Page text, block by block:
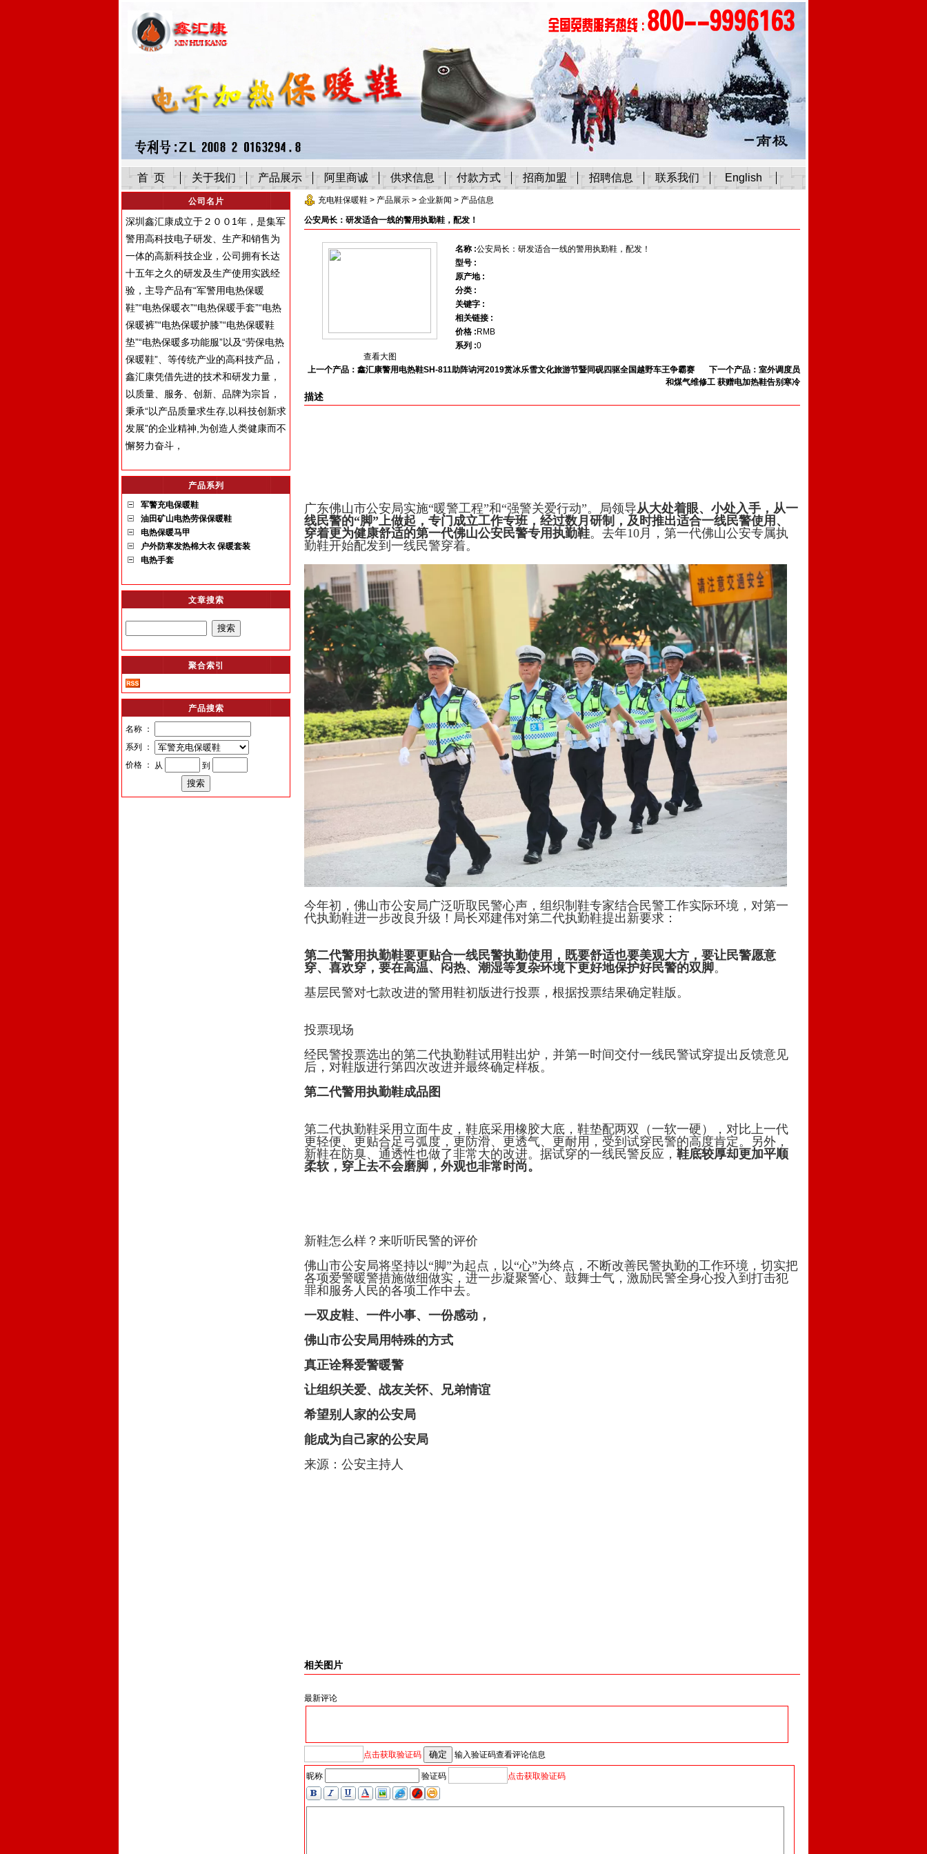
首 页 关于我们 产品展示 阿里商诚 供求信息 付款方式 招商加盟 招聘信息 联系我们 English
公司名片
深圳鑫汇康成立于２００1年，是集军
警用高科技电子研发、生产和销售为
一体的高新科技企业，公司拥有长达
十五年之久的研发及生产使用实践经
验，主导产品有“军警用电热保暖
鞋”“电热保暖衣”“电热保暖手套”“电热
保暖裤”“电热保暖护膝”“电热保暖鞋
垫”“电热保暖多功能服”以及“劳保电热
保暖鞋”、等传统产业的高科技产品，
鑫汇康凭借先进的技术和研发力量，
以质量、服务、创新、品牌为宗旨，
秉承“以产品质量求生存,以科技创新求
发展”的企业精神,为创造人类健康而不
懈努力奋斗，
产品系列
军警充电保暖鞋
油田矿山电热劳保保暖鞋
电热保暖马甲
户外防寒发热棉大衣 保暖套装
电热手套
文章搜索
聚合索引
产品搜索
名称 ：
系列 ：
价格 ：
从 到
充电鞋保暖鞋 > 产品展示 > 企业新闻 > 产品信息
公安局长：研发适合一线的警用执勤鞋，配发！
查看大图
名称 :公安局长：研发适合一线的警用执勤鞋，配发！
型号 :
原产地 :
分类 :
关键字 :
相关链接 :
价格 : RMB
系列 :0
上一个产品：鑫汇康警用电热鞋SH-811助阵讷河2019赏冰乐雪文化旅游节暨同砚四驱全国越野车王争霸赛
下一个产品：室外调度员
和煤气维修工 获赠电加热鞋告别寒冷
描述
广东佛山市公安局实施“暖警工程”和“强警关爱行动”。局领导从大处着眼、小处入手，从一
线民警的“脚”上做起，专门成立工作专班，经过数月研制，及时推出适合一线民警使用、
穿着更为健康舒适的第一代佛山公安民警专用执勤鞋。去年10月，第一代佛山公安专属执
勤鞋开始配发到一线民警穿着。
今年初，佛山市公安局广泛听取民警心声，组织制鞋专家结合民警工作实际环境，对第一
代执勤鞋进一步改良升级！局长邓建伟对第二代执勤鞋提出新要求：
第二代警用执勤鞋要更贴合一线民警执勤使用，既要舒适也要美观大方，要让民警愿意
穿、喜欢穿，要在高温、闷热、潮湿等复杂环境下更好地保护好民警的双脚。
基层民警对七款改进的警用鞋初版进行投票，根据投票结果确定鞋版。
投票现场
经民警投票选出的第二代执勤鞋试用鞋出炉，并第一时间交付一线民警试穿提出反馈意见
后，对鞋版进行第四次改进并最终确定样板。
第二代警用执勤鞋成品图
第二代执勤鞋采用立面牛皮，鞋底采用橡胶大底，鞋垫配两双（一软一硬），对比上一代
更轻便、更贴合足弓弧度，更防滑、更透气、更耐用，受到试穿民警的高度肯定。另外，
新鞋在防臭、通透性也做了非常大的改进。据试穿的一线民警反应， 鞋底较厚却更加平顺
柔软，穿上去不会磨脚，外观也非常时尚。
新鞋怎么样？来听听民警的评价
佛山市公安局将坚持以“脚”为起点，以“心”为终点，不断改善民警执勤的工作环境，切实把
各项爱警暖警措施做细做实，进一步凝聚警心、鼓舞士气，激励民警全身心投入到打击犯
罪和服务人民的各项工作中去。
一双皮鞋、一件小事、一份感动，
佛山市公安局用特殊的方式
真正诠释爱警暖警
让组织关爱、战友关怀、兄弟情谊
希望别人家的公安局
能成为自己家的公安局
来源：公安主持人
相关图片
最新评论
点击获取验证码 输入验证码查看评论信息